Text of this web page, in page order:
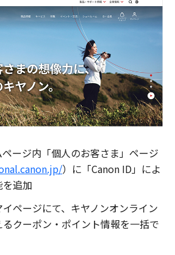
ージ内「個人のお客さま」ページ
）に「Canon ID」によ
追加
ページにて、キヤノンオンライン
クーポン・ポイント情報を一括で